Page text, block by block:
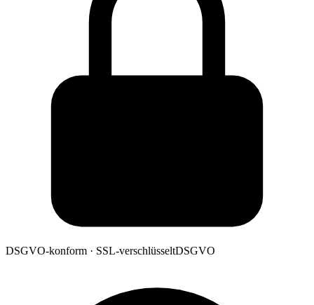
DSGVO-konform · SSL-verschlüsseltDSGVO